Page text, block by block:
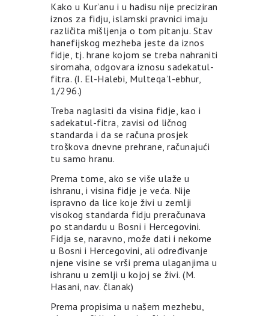
Kako u Kur’anu i u hadisu nije preciziran
iznos za fidju, islamski pravnici imaju
različita mišljenja o tom pitanju. Stav
hanefijskog mezheba jeste da iznos
fidje, tj. hrane kojom se treba nahraniti
siromaha, odgovara iznosu sadekatul-
fitra. (I. El-Halebi, Multeqa’l-ebhur,
1/296.)
Treba naglasiti da visina fidje, kao i
sadekatul-fitra, zavisi od ličnog
standarda i da se računa prosjek
troškova dnevne prehrane, računajući
tu samo hranu.
Prema tome, ako se više ulaže u
ishranu, i visina fidje je veća. Nije
ispravno da lice koje živi u zemlji
visokog standarda fidju preračunava
po standardu u Bosni i Hercegovini.
Fidja se, naravno, može dati i nekome
u Bosni i Hercegovini, ali određivanje
njene visine se vrši prema ulaganjima u
ishranu u zemlji u kojoj se živi. (M.
Hasani, nav. članak)
Prema propisima u našem mezhebu,